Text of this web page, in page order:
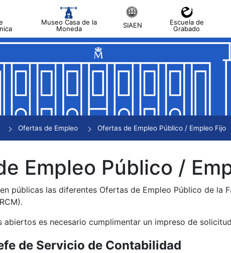
Museo Casa de la
Moneda
SIAEN
Escuela de
Grabado
Ofertas de Empleo Ofertas de Empleo Público / Empleo Fijo
Empleo Público /
públicas las diferentes Ofertas de Empleo Público de la
abiertos es necesario cumplimentar un impreso de
de Servicio de Contabilidad